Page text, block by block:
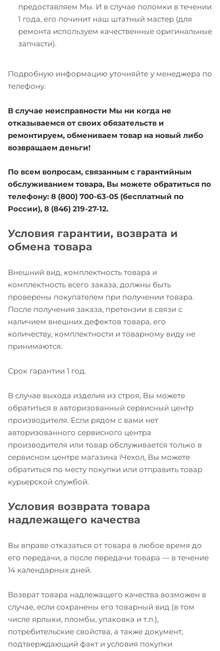
предоставляем Мы. И в случае поломки в течении
1 года, его починит наш штатный мастер (для
ремонта используем качественные оригинальные
запчасти).
Подробную информацию уточняйте у менеджера по
телефону.
В случае неисправности Мы ни когда не
отказываемся от своих обязательств и
ремонтируем, обмениваем товар на новый либо
возвращаем деньги!
По всем вопросам, связанным с гарантийным
обслуживанием товара, Вы можете обратиться по
телефону: 8 (800) 700-63-05 (бесплатный по
России), 8 (846) 219-27-12.
Условия гарантии, возврата и
обмена товара
Внешний вид, комплектность товара и
комплектность всего заказа, должны быть
проверены покупателем при получении товара.
После получения заказа, претензии в связи с
наличием внешних дефектов товара, его
количеству, комплектности и товарному виду не
принимаются.
Срок гарантии 1 год.
В случае выхода изделия из строя, Вы можете
обратиться в авторизованный сервисный центр
производителя. Если рядом с вами нет
авторизованного сервисного центра
производителя или товар обслуживается только в
сервисном центре магазина iЧехол, Вы можете
обратиться по месту покупки или отправить товар
курьерской службой.
Условия возврата товара
надлежащего качества
Вы вправе отказаться от товара в любое время до
его передачи, а после передачи товара — в течение
14 календарных дней.
Возврат товара надлежащего качества возможен в
случае, если сохранены его товарный вид (в том
числе ярлыки, пломбы, упаковка и т.п.),
потребительские свойства, а также документ,
подтверждающий факт и условия покупки